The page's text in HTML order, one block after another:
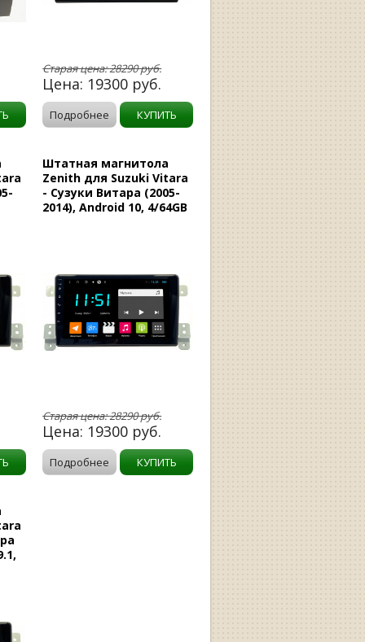
Старая цена:28290руб.
Цена: 19300 руб.
Подробнее КУПИТЬ
Штатная магнитола
Zenith для Suzuki Vitara
- Сузуки Витара (2005-
2014), Android 10, 4/64GB
Старая цена:28290руб.
Цена: 19300 руб.
Подробнее КУПИТЬ